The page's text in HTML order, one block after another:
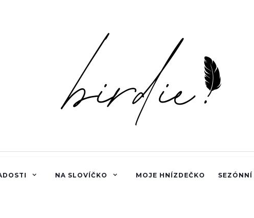
NA SLOVÍČKO MOJE HNÍZDEČKO